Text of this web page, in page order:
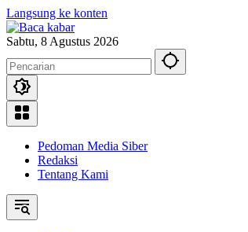
Langsung ke konten
Sabtu, 8 Agustus 2026
Pedoman Media Siber
Redaksi
Tentang Kami